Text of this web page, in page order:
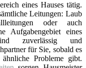
eines Hauses tätig.
Leitungen: Laub
oder auch
Aufgabengebiet eines
zuverlässig und
für Sie, sobald es
Probleme gibt.